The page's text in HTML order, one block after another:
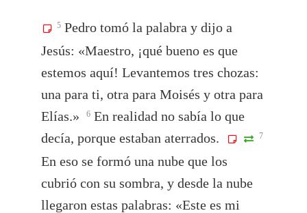
5 Pedro tomó la palabra y dijo a
Jesús: «Maestro, ¡qué bueno es que
estemos aquí! Levantemos tres chozas:
una para ti, otra para Moisés y otra para
Elías.»
6 En realidad no sabía lo que
decía, porque estaban aterrados.
7
En eso se formó una nube que los
cubrió con su sombra, y desde la nube
llegaron estas palabras: «Este es mi